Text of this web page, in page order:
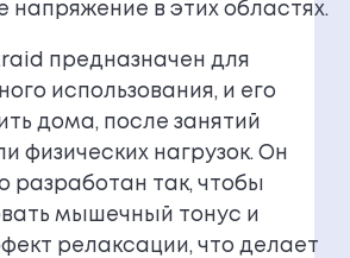
напряжение в этих областях.
предназначен для
использования, и его
дома, после занятий
физических нагрузок. Он
разработан так, чтобы
мышечный тонус и
релаксации, что делает